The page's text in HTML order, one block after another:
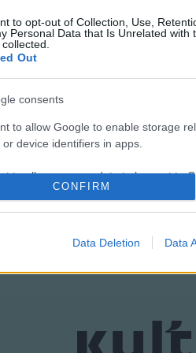
to opt-out of Collection, Use,
Personal Data that Is Unrelated with
Out
consents
to allow Google to enable storage
or device identifiers in apps.
to allow my user data to be sent to
CONFIRM
Data Deletion Data
címmel
aholRéz AndrásvezetésévelDr.